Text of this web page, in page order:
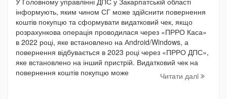
інформують, яким чином СГ може здійснити повернення
коштів покупцю та сформувати видатковий чек, якщо
розрахункова операція проводилася через «ПРРО Каса»
в 2022 році, яке встановлено на Аndroid/Windows, а
повернення відбувається в 2023 році через «ПРРО ДПС»,
яке встановлено на інший пристрій. Видатковий чек на
повернення коштів покупцю може
Читати далi